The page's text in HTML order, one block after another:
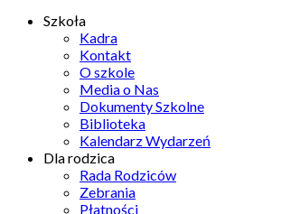
Szkoła
Kadra
Kontakt
O szkole
Media o Nas
Dokumenty Szkolne
Biblioteka
Kalendarz Wydarzeń
Dla rodzica
Rada Rodziców
Zebrania
Płatności